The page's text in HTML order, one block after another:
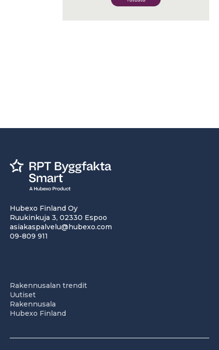
Hubexo Finland Oy
Ruukinkuja 3, 02330 Espoo
asiakaspalvelu@hubexo.com
09-809 911
Rakennusalan trendit
Uutiset
Rakennusala
Hubexo Finland